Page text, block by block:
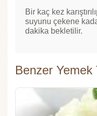
Bir kaç kez
suyunu çekene
dakika bekletilir.
Benzer Yemek